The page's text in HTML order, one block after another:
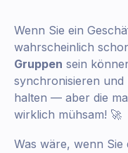
Wenn Sie ein
wahrscheinlich
Gruppen sein
synchronisieren und
halten — aber die
wirklich mühsam! 🚀
Was wäre, wenn Sie